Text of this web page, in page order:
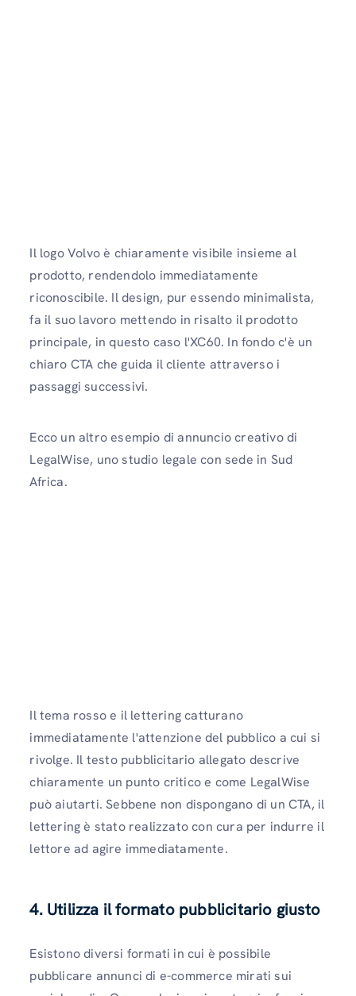
Il logo Volvo è chiaramente visibile insieme al
prodotto, rendendolo immediatamente
riconoscibile. Il design, pur essendo minimalista,
fa il suo lavoro mettendo in risalto il prodotto
principale, in questo caso l'XC60. In fondo c'è un
chiaro CTA che guida il cliente attraverso i
passaggi successivi.
Ecco un altro esempio di annuncio creativo di
LegalWise, uno studio legale con sede in Sud
Africa.
Il tema rosso e il lettering catturano
immediatamente l'attenzione del pubblico a cui si
rivolge. Il testo pubblicitario allegato descrive
chiaramente un punto critico e come LegalWise
può aiutarti. Sebbene non dispongano di un CTA, il
lettering è stato realizzato con cura per indurre il
lettore ad agire immediatamente.
4. Utilizza il formato pubblicitario giusto
Esistono diversi formati in cui è possibile
pubblicare annunci di e-commerce mirati sui